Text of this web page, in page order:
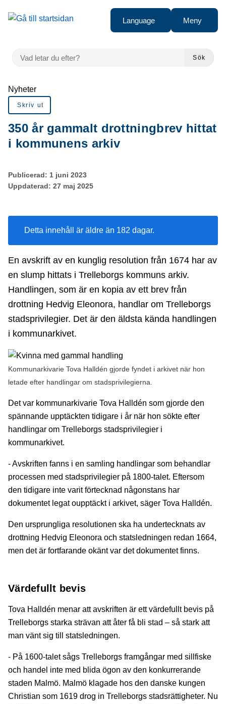
Gå till innehåll
Language Meny
VAD LETAR DU EFTER?
Sök
Du är här:
Nyheter
Skriv ut
350 år gammalt drottningbrev hittat
i kommunens arkiv
Publicerad: 1 juni 2023
Uppdaterad: 27 maj 2025
Detta innehåll är äldre än 182 dagar.
En avskrift av en kunglig resolution från 1674 har av
en slump hittats i Trelleborgs kommuns arkiv.
Handlingen, som är en kopia av ett brev från
drottning Hedvig Eleonora, handlar om Trelleborgs
stadsprivilegier. Det är den äldsta kända handlingen
i kommunarkivet.
Kommunarkivarie Tova Halldén gjorde fyndet i arkivet när hon
letade efter handlingar om stadsprivilegierna.
Det var kommunarkivarie Tova Halldén som gjorde den
spännande upptäckten tidigare i år när hon sökte efter
handlingar om Trelleborgs stadsprivilegier i
kommunarkivet.
- Avskriften fanns i en samling handlingar som behandlar
processen med stadsprivilegier på 1800-talet. Eftersom
den tidigare inte varit förtecknad någonstans har
dokumentet legat oupptäckt i arkivet, säger Tova Halldén.
Den ursprungliga resolutionen ska ha undertecknats av
drottning Hedvig Eleonora och statsledningen redan 1664,
men det är fortfarande okänt var det dokumentet finns.
Värdefullt bevis
Tova Halldén menar att avskriften är ett värdefullt bevis på
Trelleborgs starka strävan att åter få bli stad – så stark att
man vänt sig till statsledningen.
- På 1600-talet sågs Trelleborgs framgångar med sillfiske
och handel inte med blida ögon av den konkurrerande
staden Malmö. Malmö klagade hos den danske kungen
Christian som 1619 drog in Trelleborgs stadsrättigheter. Nu